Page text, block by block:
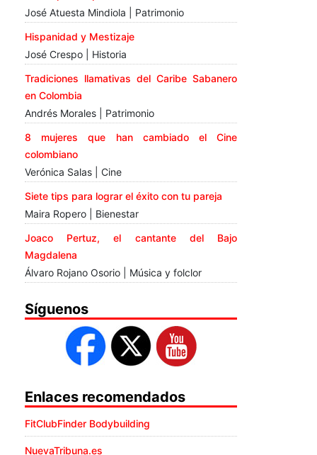
José Atuesta Mindiola | Patrimonio
Hispanidad y Mestizaje
José Crespo | Historia
Tradiciones llamativas del Caribe Sabanero
en Colombia
Andrés Morales | Patrimonio
8 mujeres que han cambiado el Cine
colombiano
Verónica Salas | Cine
Siete tips para lograr el éxito con tu pareja
Maira Ropero | Bienestar
Joaco Pertuz, el cantante del Bajo
Magdalena
Álvaro Rojano Osorio | Música y folclor
Síguenos
Enlaces recomendados
FitClubFinder Bodybuilding
NuevaTribuna.es